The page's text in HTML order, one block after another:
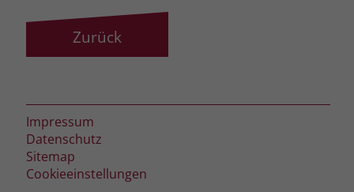
Zurück
Impressum
Datenschutz
Sitemap
Cookieeinstellungen